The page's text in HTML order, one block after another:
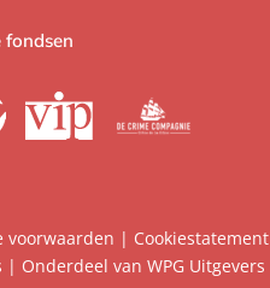
fondsen
voorwaarden | Cookiestatement
| Onderdeel van WPG Uitgevers